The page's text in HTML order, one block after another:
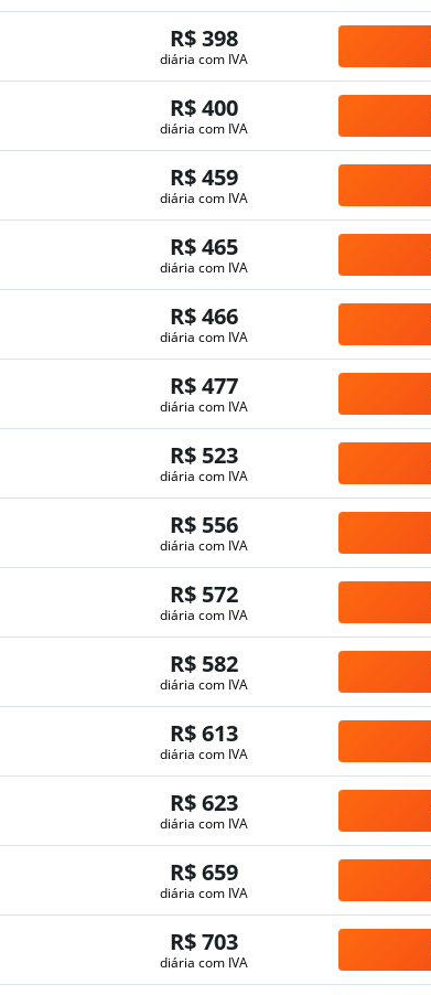
R$ 398
diária com IVA
R$ 400
diária com IVA
R$ 459
diária com IVA
R$ 465
diária com IVA
R$ 466
diária com IVA
R$ 477
diária com IVA
R$ 523
diária com IVA
R$ 556
diária com IVA
R$ 572
diária com IVA
R$ 582
diária com IVA
R$ 613
diária com IVA
R$ 623
diária com IVA
R$ 659
diária com IVA
R$ 703
diária com IVA